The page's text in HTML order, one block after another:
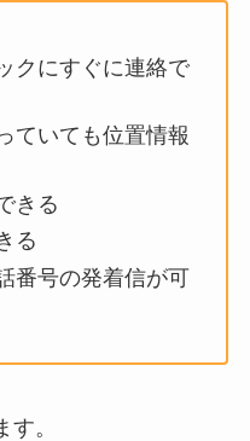
クにすぐに連絡で
ていても位置情報
きる
る
番号の発着信が可
。